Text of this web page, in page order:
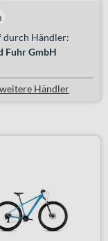
durch Händler:
Fuhr GmbH
Händler